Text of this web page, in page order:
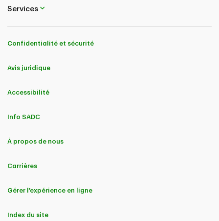
Services
Confidentialité et sécurité
Avis juridique
Accessibilité
Info SADC
À propos de nous
Carrières
Gérer l'expérience en ligne
Index du site